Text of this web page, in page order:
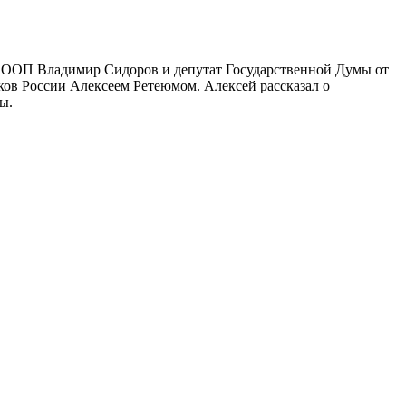
Владимир Сидоров и депутат Государственной Думы от
России Алексеем Ретеюмом. Алексей рассказал о